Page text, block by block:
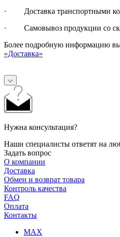
· Доставка транспортными
· Самовывоз продукции со
Более подробную информацию вы
«Доставка»
Нужна консультация?
Наши специалисты ответят на
Задать вопрос
О компании
Доставка
Обмен и возврат товара
Контроль качества
FAQ
Оплата
Контакты
MAX